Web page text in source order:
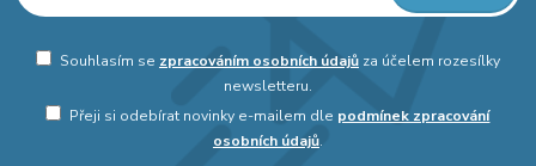
Souhlasím se zpracováním osobních údajůza účelem rozesílky
newsletteru.
Přeji si odebírat novinky e-mailem dle podmínek zpracování
osobních údajů.